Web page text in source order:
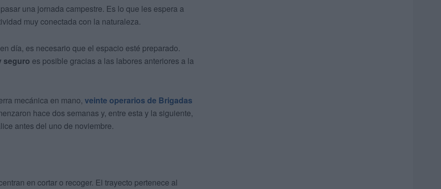
una jornada campestre. Es lo que les espera a
muy conectada con la naturaleza.
día, es necesario que el espacio esté preparado.
seguro es posible gracias a las labores anteriores a la
mecánica en mano, veinte operarios de Brigadas
hace dos semanas y, entre esta y la siguiente,
antes del uno de noviembre.
en cortar o recoger. El trayecto pertenece al